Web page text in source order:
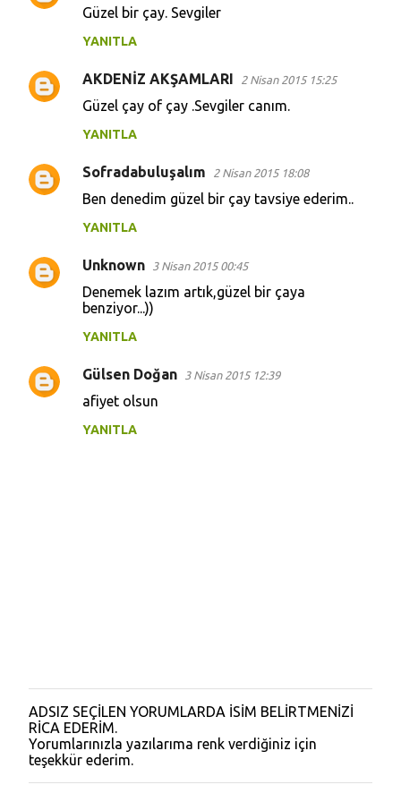
Güzel bir çay. Sevgiler
YANITLA
AKDENİZ AKŞAMLARI 2 Nisan 2015 15:25
Güzel çay of çay .Sevgiler canım.
YANITLA
Sofradabuluşalım 2 Nisan 2015 18:08
Ben denedim güzel bir çay tavsiye ederim..
YANITLA
Unknown 3 Nisan 2015 00:45
Denemek lazım artık,güzel bir çaya
benziyor...))
YANITLA
Gülsen Doğan 3 Nisan 2015 12:39
afiyet olsun
YANITLA
Y
o
r
u
m
ADSIZ SEÇİLEN YORUMLARDA İSİM BELİRTMENİZİ
RİCA EDERİM.
Yorumlarınızla yazılarıma renk verdiğiniz için
teşekkür ederim.